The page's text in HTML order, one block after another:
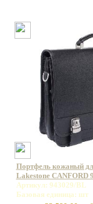
Портфель кожаный
Lakestone CANFORD
Артикул: 943029/BL
Базовая единица: шт